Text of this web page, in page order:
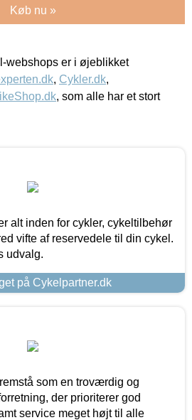
Køb nu »
webshops er i øjeblikket
, Cykler.dk,
, som alle har et stort
alt inden for cykler, cykeltilbehør
vifte af reservedele til din cykel.
udvalg.
på Cykelpartner.dk
som en troværdig og
der prioriterer god
service meget højt til alle